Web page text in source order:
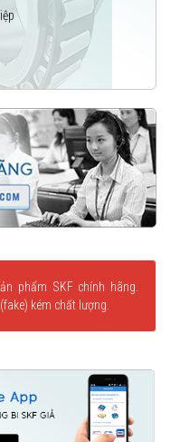
phẩm SKF chính hãng.
kém chất lượng.